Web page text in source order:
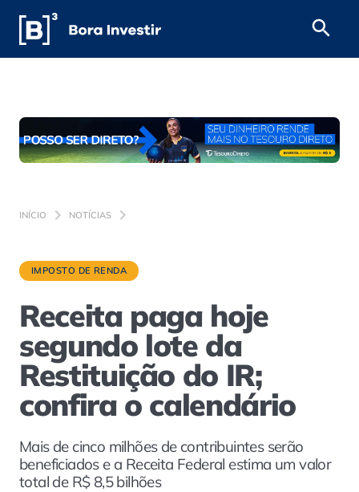
INÍCIO NOTÍCIAS
IMPOSTO DE RENDA
Receita paga hoje
segundo lote da
Restituição do IR;
confira o calendário
Mais de cinco milhões de contribuintes serão
beneficiados e a Receita Federal estima um valor
total de R$ 8,5 bilhões